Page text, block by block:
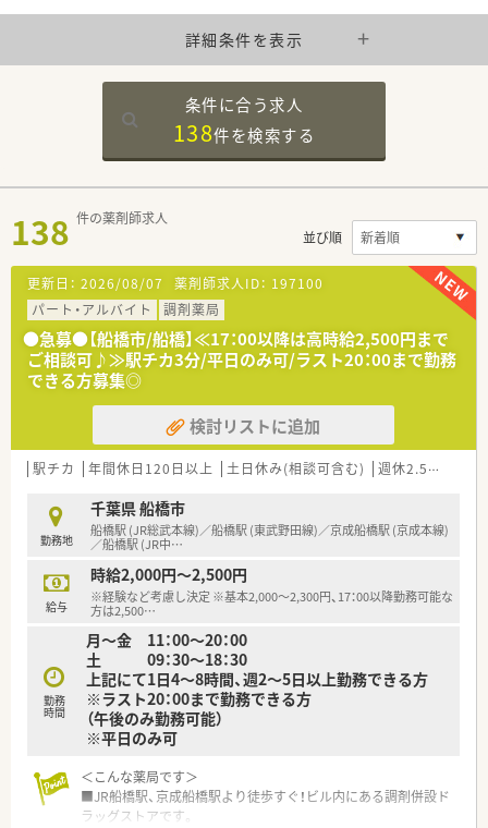
詳細条件を表示
条件に合う求人
138件を検索する
138 件の薬剤師求人
並び順
更新日： 2026/08/07 薬剤師求人ID： 197100
パート・アルバイト
調剤薬局
●急募●【船橋市/船橋】≪17：00以降は高時給2,500円まで
ご相談可♪≫駅チカ3分/平日のみ可/ラスト20：00まで勤務
できる方募集◎
検討リストに追加
駅チカ 年間休日120日以上 土日休み(相談可含む) 週休2.5日以上
勤務地
千葉県 船橋市
船橋駅 (JR総武本線)／船橋駅 (東武野田線)／京成船橋駅 (京成本線)
／船橋駅 (JR中…
給与
時給2,000円～2,500円
※経験など考慮し決定 ※基本2,000～2,300円、17：00以降勤務可能な
方は2,500…
勤務
時間
月～金 11：00～20：00
土 09：30～18：30
上記にて1日4～8時間、週2～5日以上勤務できる方
※ラスト20：00まで勤務できる方
（午後のみ勤務可能）
※平日のみ可
＜こんな薬局です＞
■JR船橋駅、京成船橋駅より徒歩すぐ！ビル内にある調剤併設ド
ラッグストアです。